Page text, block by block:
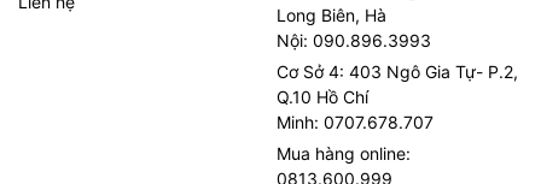
Long Biên, Hà
Nội: 090.896.3993
Cơ Sở 4: 403 Ngô Gia Tự- P.2,
Q.10 Hồ Chí
Minh: 0707.678.707
Mua hàng online:
0813.600.999